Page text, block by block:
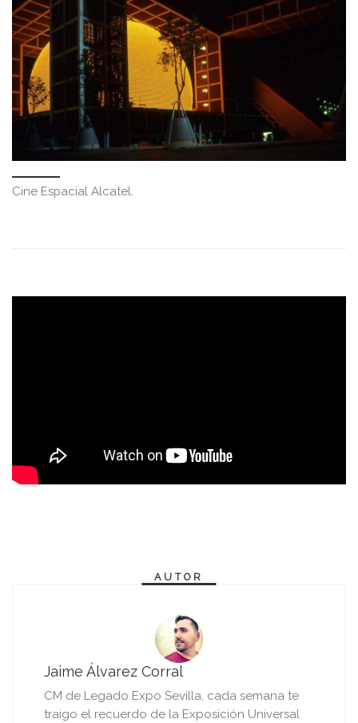
Cine Espacial Alcatel.
AUTOR
Jaime Álvarez Corral
CM de Legado Expo Sevilla, cada semana te
traigo el recuerdo de la Exposición Universal